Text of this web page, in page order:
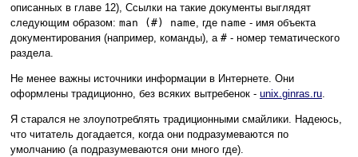
описанных в главе 12), Ссылки на такие документы выглядят
следующим образом: man (#) name, где name - имя объекта
документирования (например, команды), а # - номер тематического
раздела.
Не менее важны источники информации в Интернете. Они
оформлены традиционно, без всяких вытребенок - unix.ginras.ru.
Я старался не злоупотреблять традиционными смайлики. Надеюсь,
что читатель догадается, когда они подразумеваются по
умолчанию (а подразумеваются они много где).